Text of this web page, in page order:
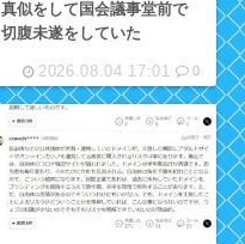
真似をして国会議事堂前で
切腹未遂をしていた
2026.08.04 17:01 0